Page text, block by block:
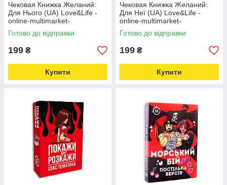
Чековая Книжка Желаний:
Для Нього (UA) Love&Life -
online-multimarket-
Готово до відправки
199 ₴
Купити
Чековая Книжка Желаний:
Для Неї (UA) Love&Life -
online-multimarket-
Готово до відправки
199 ₴
Купити